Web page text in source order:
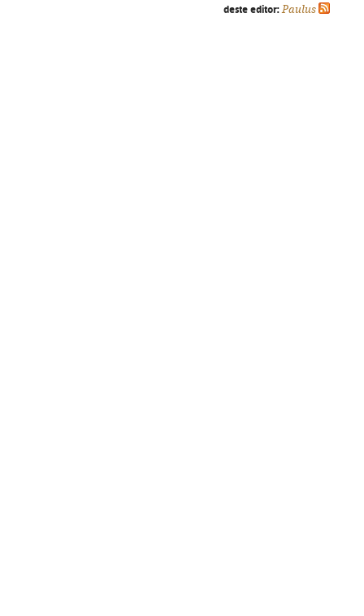
deste editor: Paulus